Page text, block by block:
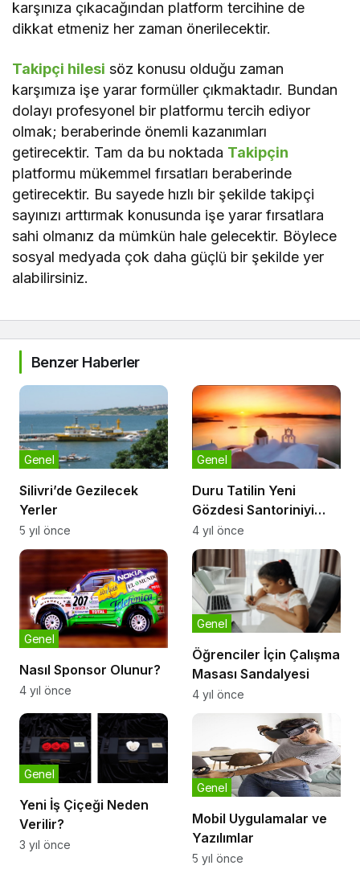
karşınıza çıkacağından platform tercihine de
dikkat etmeniz her zaman önerilecektir.
Takipçi hilesi söz konusu olduğu zaman
karşımıza işe yarar formüller çıkmaktadır. Bundan
dolayı profesyonel bir platformu tercih ediyor
olmak; beraberinde önemli kazanımları
getirecektir. Tam da bu noktada Takipçin
platformu mükemmel fırsatları beraberinde
getirecektir. Bu sayede hızlı bir şekilde takipçi
sayınızı arttırmak konusunda işe yarar fırsatlara
sahi olmanız da mümkün hale gelecektir. Böylece
sosyal medyada çok daha güçlü bir şekilde yer
alabilirsiniz.
Benzer Haberler
Silivri’de Gezilecek
Yerler
Genel
5 yıl önce
Duru Tatilin Yeni
Gözdesi Santoriniyi
Ziyaret Etti
Genel
4 yıl önce
Nasıl Sponsor Olunur?
Genel
4 yıl önce
Öğrenciler İçin Çalışma
Masası Sandalyesi
Genel
4 yıl önce
Yeni İş Çiçeği Neden
Verilir?
Genel
3 yıl önce
Mobil Uygulamalar ve
Yazılımlar
Genel
5 yıl önce